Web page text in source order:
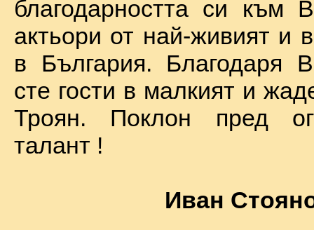
благодарността си към
актьори от най-живият и
в България. Благодаря
сте гости в малкият и
Троян. Поклон пред
талант !
Иван